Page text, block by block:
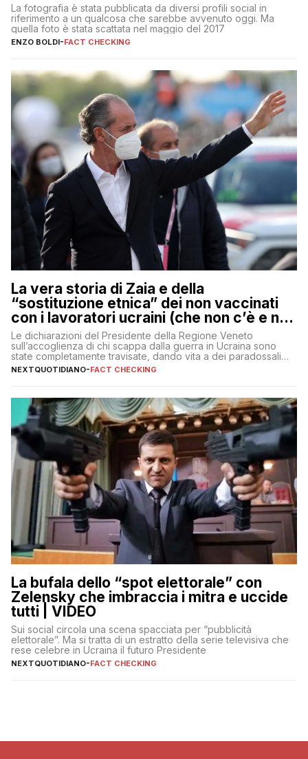
La fotografia è stata pubblicata da diversi profili social in
riferimento a un qualcosa che sarebbe avvenuto oggi. Ma
quella foto è stata scattata nel maggio del 2017
ENZO BOLDI-FACT CHECKING
La vera storia di Zaia e della
“sostituzione etnica” dei non vaccinati
con i lavoratori ucraini (che non c’è e non
ci sarà)
Le dichiarazioni del Presidente della Regione Veneto
sull’accoglienza di chi scappa dalla guerra in Ucraina sono
state completamente travisate, dando vita a dei paradossali
falsi che girano sui social
NEXTQUOTIDIANO-FACT CHECKING
La bufala dello “spot elettorale” con
Zelensky che imbraccia i mitra e uccide
tutti | VIDEO
Sui social circola una scena spacciata per “pubblicità
elettorale”. Ma si tratta di un estratto della serie televisiva che
rese celebre in Ucraina il futuro Presidente
NEXTQUOTIDIANO-FACT CHECKING